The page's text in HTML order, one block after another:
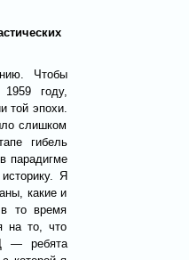
Чтобы
году,
той эпохи.
слишком
гибель
парадигме
Я
какие и
то время
на то, что
— ребята